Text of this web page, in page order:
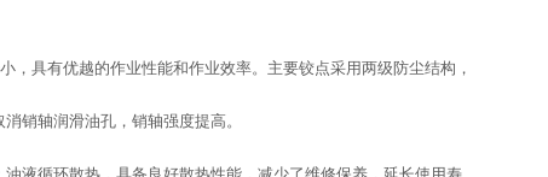
具有优越的作业性能和作业效率。主要铰点采用两级防尘结构，
销轴润滑油孔，销轴强度提高。